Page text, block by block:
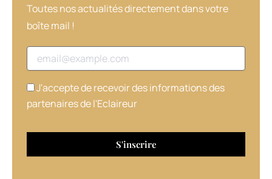
savoir
nettoyer
baignoire
49%
cas
madame
Toutes nos actualités directement dans votre
boîte mail !
Adresse email
J'accepte de recevoir des informations des
partenaires de l'Eclaireur